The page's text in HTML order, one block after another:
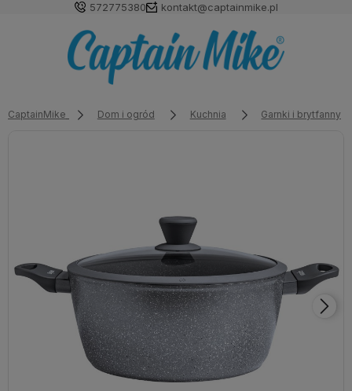
572775380 kontakt@captainmike.pl
CaptainMike Dom i ogród Kuchnia Garnki i brytfanny